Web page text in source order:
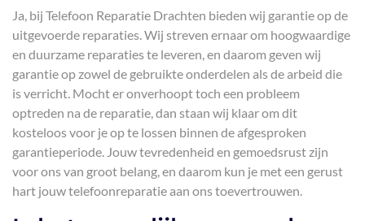
Ja, bij Telefoon Reparatie Drachten bieden wij garantie op de
uitgevoerde reparaties. Wij streven ernaar om hoogwaardige
en duurzame reparaties te leveren, en daarom geven wij
garantie op zowel de gebruikte onderdelen als de arbeid die
is verricht. Mocht er onverhoopt toch een probleem
optreden na de reparatie, dan staan wij klaar om dit
kosteloos voor je op te lossen binnen de afgesproken
garantieperiode. Jouw tevredenheid en gemoedsrust zijn
voor ons van groot belang, en daarom kun je met een gerust
hart jouw telefoonreparatie aan ons toevertrouwen.